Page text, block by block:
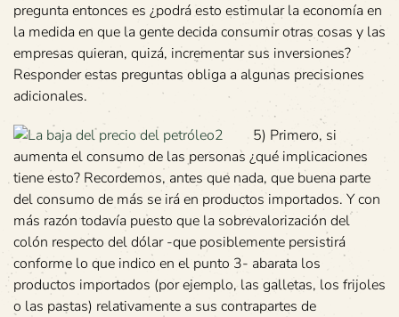
pregunta entonces es ¿podrá esto estimular la economía en
la medida en que la gente decida consumir otras cosas y las
empresas quieran, quizá, incrementar sus inversiones?
Responder estas preguntas obliga a algunas precisiones
adicionales.
5) Primero, si
aumenta el consumo de las personas ¿qué implicaciones
tiene esto? Recordemos, antes que nada, que buena parte
del consumo de más se irá en productos importados. Y con
más razón todavía puesto que la sobrevalorización del
colón respecto del dólar -que posiblemente persistirá
conforme lo que indico en el punto 3- abarata los
productos importados (por ejemplo, las galletas, los frijoles
o las pastas) relativamente a sus contrapartes de